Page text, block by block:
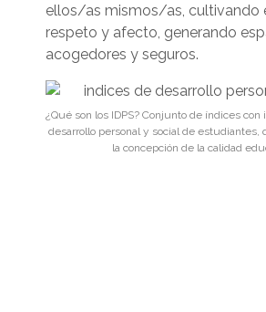
ellos/as mismos/as, cultivando
respeto y afecto, generando
acogedores y seguros.
¿Qué son los IDPS? Conjunto de índices
desarrollo personal y social de estudiantes,
la concepción de la calidad